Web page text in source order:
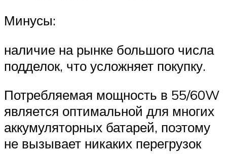
Минусы:
наличие на рынке большого числа
подделок, что усложняет покупку.
Потребляемая мощность в 55/60W
является оптимальной для многих
аккумуляторных батарей, поэтому
не вызывает никаких перегрузок